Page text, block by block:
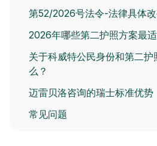
第52/2026号法令-法律具体改
2026年哪些第二护照方案最
关于科威特公民身份和第二
么？
迈雷贝洛咨询的瑞士标准优势
常见问题